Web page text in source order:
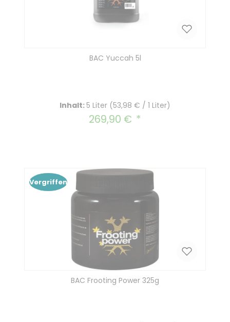
BAC Yuccah 5l
Inhalt:5 Liter (53,98 € / 1 Liter)
Regulärer Preis:
269,90 €
Vergriffen
BAC Frooting Power 325g